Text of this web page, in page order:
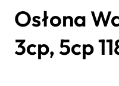
Osłona
3cp, 5cp